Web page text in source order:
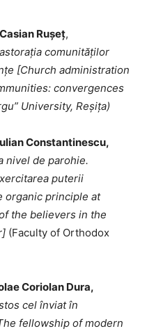
Rușeț,
comunităților
[Church administration
convergences
University, Reșița)
Constantinescu,
nivel de parohie.
puterii
organic principle at
the believers in the
] (Faculty of Orthodox
Coriolan Dura,
cel înviat în
fellowship of modern